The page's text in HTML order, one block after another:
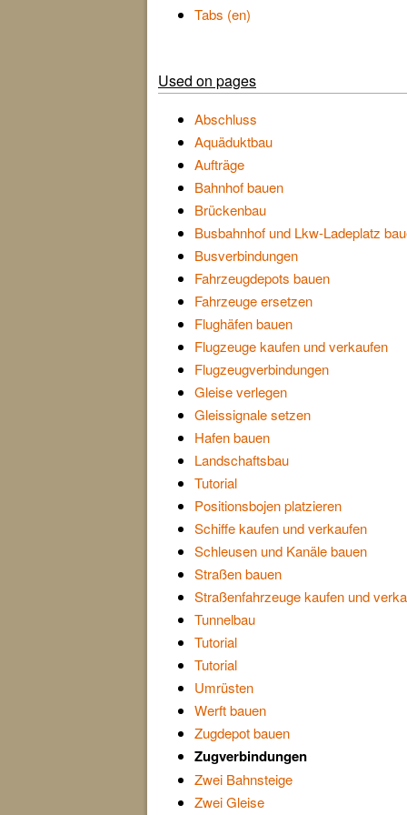
Tabs (en)
Used on pages
Abschluss
Aquäduktbau
Aufträge
Bahnhof bauen
Brückenbau
Busbahnhof und Lkw-Ladeplatz
Busverbindungen
Fahrzeugdepots bauen
Fahrzeuge ersetzen
Flughäfen bauen
Flugzeuge kaufen und verkaufen
Flugzeugverbindungen
Gleise verlegen
Gleissignale setzen
Hafen bauen
Landschaftsbau
Tutorial
Positionsbojen platzieren
Schiffe kaufen und verkaufen
Schleusen und Kanäle bauen
Straßen bauen
Straßenfahrzeuge kaufen und
Tunnelbau
Tutorial
Tutorial
Umrüsten
Werft bauen
Zugdepot bauen
Zugverbindungen
Zwei Bahnsteige
Zwei Gleise